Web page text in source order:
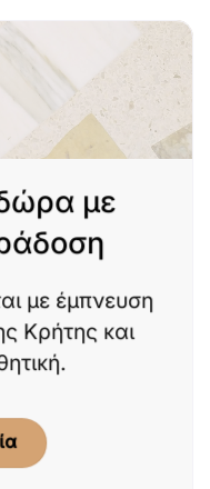
με
με έμπνευση
Κρήτης και